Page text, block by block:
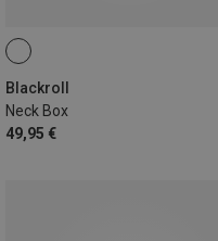
Blackroll
Neck Box
49,95 €